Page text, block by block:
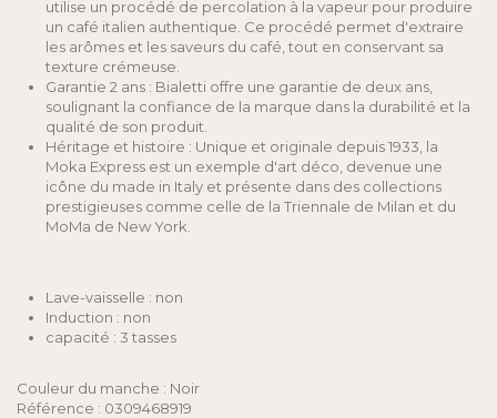
utilise un procédé de percolation à la vapeur pour produire
un café italien authentique. Ce procédé permet d'extraire
les arômes et les saveurs du café, tout en conservant sa
texture crémeuse.
Garantie 2 ans : Bialetti offre une garantie de deux ans,
soulignant la confiance de la marque dans la durabilité et la
qualité de son produit.
Héritage et histoire : Unique et originale depuis 1933, la
Moka Express est un exemple d'art déco, devenue une
icône du made in Italy et présente dans des collections
prestigieuses comme celle de la Triennale de Milan et du
MoMa de New York.
Lave-vaisselle : non
Induction : non
capacité : 3 tasses
Couleur du manche : Noir
Référence : 0309468919